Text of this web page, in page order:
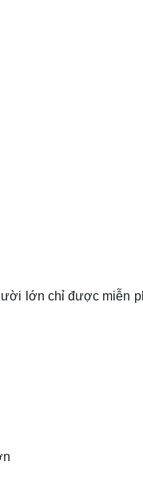
lớn chỉ được miễn